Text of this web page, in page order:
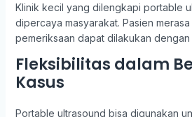
Klinik kecil yang dilengkapi portable
dipercaya masyarakat. Pasien
pemeriksaan dapat dilakukan dengan
Fleksibilitas dalam
Kasus
Portable ultrasound bisa digunakan